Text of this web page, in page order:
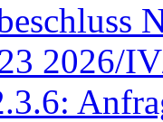
2026/